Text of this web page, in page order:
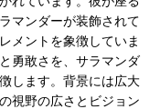
マンダーが装飾されて
メントを象徴していま
勇敢さを、サラマンダ
します。背景には広大
視野の広さとビジョン